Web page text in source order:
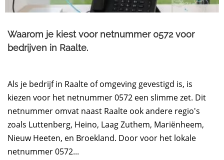
Waarom je kiest voor netnummer 0572 voor
bedrijven in Raalte.​
Als je bedrijf in Raalte of omgeving gevestigd is, is
kiezen voor het netnummer 0572 een slimme zet. Dit
netnummer omvat naast Raalte ook andere regio's
zoals Luttenberg, Heino, Laag Zuthem, Mariënheem,
Nieuw Heeten, en Broekland. Door voor het lokale
netnummer 0572...